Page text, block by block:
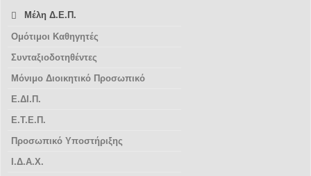
Μέλη Δ.Ε.Π.
Ομότιμοι Καθηγητές
Συνταξιοδοτηθέντες
Μόνιμο Διοικητικό Προσωπικό
Ε.ΔΙ.Π.
Ε.Τ.Ε.Π.
Προσωπικό Υποστήριξης
Ι.Δ.Α.Χ.